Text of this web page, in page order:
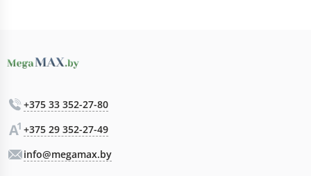
+375 33 352-27-80
+375 29 352-27-49
info@megamax.by